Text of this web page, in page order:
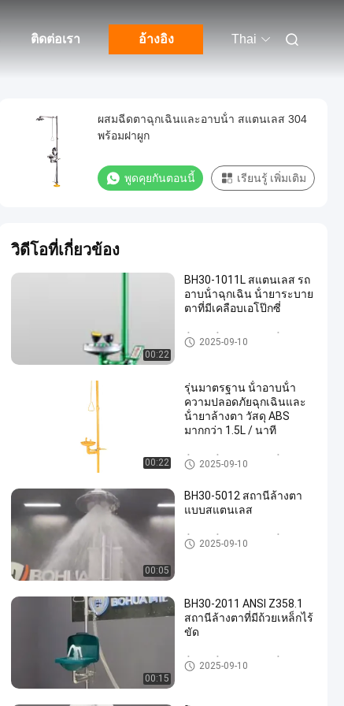
ติดต่อเรา อ้างอิง Thai
ผสมฉีดตาฉุกเฉินและอาบน้ํา สแตนเลส 304
พร้อมฝาผูก
พูดคุยกันตอนนี้ เรียนรู้ เพิ่มเติม
วิดีโอที่เกี่ยวข้อง
00:22
BH30-1011L สแตนเลส รถ
อาบน้ําฉุกเฉิน น้ํายาระบาย
ตาที่มีเคลือบเอโป๊กซี่
น้ําอาบน้ําฉุกเฉิน และ น้ําล้างตา
2025-09-10
00:22
รุ่นมาตรฐาน น้ําอาบน้ํา
ความปลอดภัยฉุกเฉินและ
น้ํายาล้างตา วัสดุ ABS
มากกว่า 1.5L / นาที
น้ําอาบน้ําฉุกเฉิน และ น้ําล้างตา
2025-09-10
00:05
BH30-5012 สถานีล้างตา
แบบสแตนเลส
น้ําอาบน้ําฉุกเฉิน และ น้ําล้างตา
2025-09-10
00:15
BH30-2011 ANSI Z358.1
สถานีล้างตาที่มีถ้วยเหล็กไร้
ขัด
น้ําอาบน้ําฉุกเฉิน และ น้ําล้างตา
2025-09-10